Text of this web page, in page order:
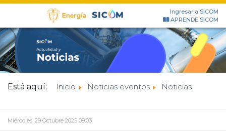
un
de
accesibilidad.
Ingresar a SICOM
APRENDE SICOM
Está aquí: Inicio Noticias eventos Noticias
Miércoles, 29 Octubre 2025 09:03